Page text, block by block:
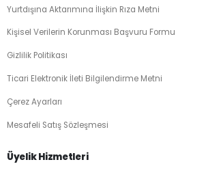
Yurtdışına Aktarımına İlişkin Rıza Metni
Kişisel Verilerin Korunması Başvuru Formu
Gizlilik Politikası
Ticari Elektronik İleti Bilgilendirme Metni
Çerez Ayarları
Mesafeli Satış Sözleşmesi
Üyelik Hizmetleri